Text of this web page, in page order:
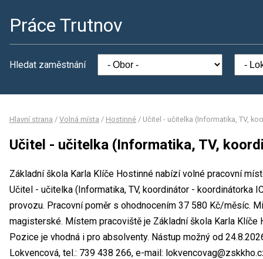
Práce Trutnov
Hledat zaměstnání
Hlavní strana / Volná místa / Hostinné / Učitel - učitelka (Informatika, TV,
Učitel - učitelka (Informatika, TV,
Základní škola Karla Klíče Hostinné nabízí volné pracovní
Učitel - učitelka (Informatika, TV, koordinátor - koordinátorka
provozu. Pracovní poměr s ohodnocením 37 580 Kč/měsíc.
magisterské. Místem pracoviště je Základní škola Karla Klíče
Pozice je vhodná i pro absolventy. Nástup možný od
Lokvencová, tel.: 739 438 266, e-mail: